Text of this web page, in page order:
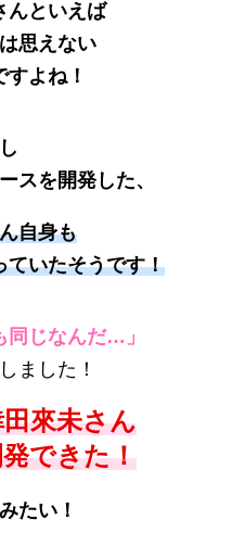
んといえば
思えない
よね！
スを開発した、
自身も
ていたそうです！
同じなんだ…」
ました！
來未さん
できた！
たい！